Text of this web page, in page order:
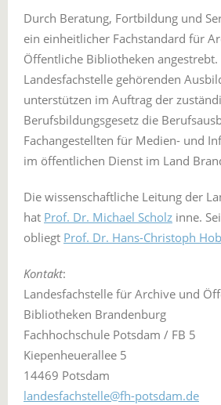
Durch Beratung, Fortbildung und
ein einheitlicher Fachstandard für
Öffentliche Bibliotheken angestrebt.
Landesfachstelle gehörenden
unterstützen im Auftrag der
Berufsbildungsgesetz die
Fachangestellten für Medien- und
im öffentlichen Dienst im Land
Die wissenschaftliche Leitung der
hat Prof. Dr. Michael Scholz inne.
obliegt Prof. Dr. Hans-Christoph
Kontakt:
Landesfachstelle für Archive und
Bibliotheken Brandenburg
Fachhochschule Potsdam / FB 5
Kiepenheuerallee 5
14469 Potsdam
landesfachstelle­@fh-potsdam.de